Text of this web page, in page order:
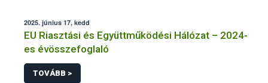
2025. június 17, kedd
EU Riasztási és Együttműködési Hálózat – 2024-
es évösszefoglaló
TOVÁBB >